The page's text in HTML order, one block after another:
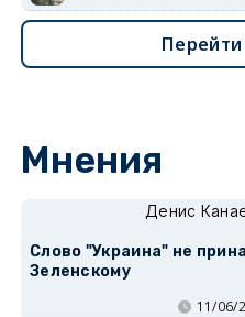
Мнения
Денис
Слово "Украина" не
Зеленскому
11/06/